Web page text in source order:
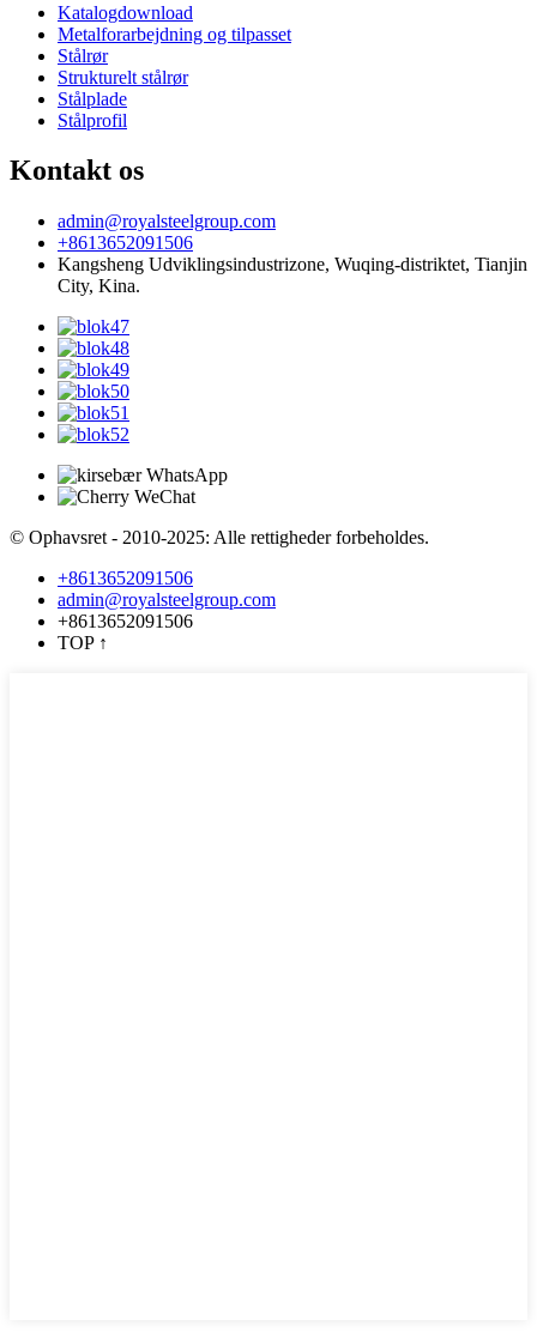
Katalogdownload
Metalforarbejdning og tilpasset
Stålrør
Strukturelt stålrør
Stålplade
Stålprofil
Kontakt os
admin@royalsteelgroup.com
+8613652091506
Kangsheng Udviklingsindustrizone, Wuqing-distriktet, Tianjin
City, Kina.
© Ophavsret - 2010-2025: Alle rettigheder forbeholdes.
+8613652091506
admin@royalsteelgroup.com
+8613652091506
TOP ↑